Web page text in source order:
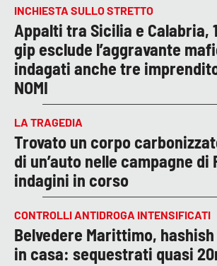
INCHIESTA SULLO STRETTO
Appalti tra Sicilia e Calabria,
gip esclude l’aggravante
indagati anche tre
NOMI
LA TRAGEDIA
Trovato un corpo
di un’auto nelle campagne di
indagini in corso
CONTROLLI ANTIDROGA INTENSIFICATI
Belvedere Marittimo,
in casa: sequestrati quasi